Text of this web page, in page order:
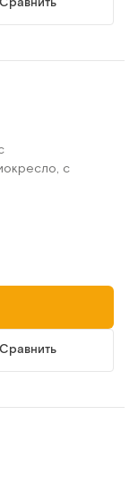
с
Сравнить